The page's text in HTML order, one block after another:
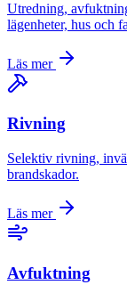
Utredning,
lägenheter, hus och
Läs mer
Rivning
Selektiv rivning,
brandskador.
Läs mer
Avfuktning